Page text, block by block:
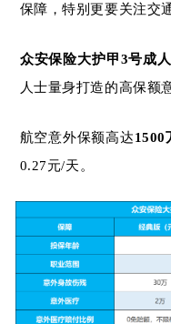
保障，特别更要关注交
众安保险大护甲3号成
人士量身打造的高保额
航空意外保额高达1500
0.27元/天。